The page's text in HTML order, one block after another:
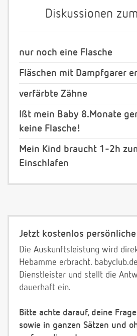
Diskussionen
nur noch eine Flasche
Fläschen mit Dampfgarer
verfärbte Zähne
Ißt mein Baby 8.Monate
keine Flasche!
Mein Kind braucht 1-2h
Einschlafen
Jetzt kostenlos
Die Auskunftsleistung wird
Hebamme erbracht.
Dienstleister und stellt die
dauerhaft ein.
Bitte achte darauf, deine
sowie in ganzen Sätzen und